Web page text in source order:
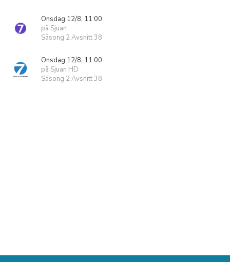
Onsdag 12/8, 11:00
på Sjuan
Säsong 2 Avsnitt 38
Onsdag 12/8, 11:00
på Sjuan HD
Säsong 2 Avsnitt 38